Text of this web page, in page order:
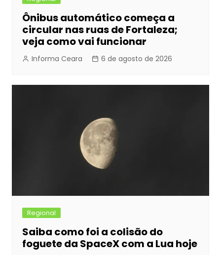
Ônibus automático começa a
circular nas ruas de Fortaleza;
veja como vai funcionar
Informa Ceara 6 de agosto de 2026
Regional
Saiba como foi a colisão do
foguete da SpaceX com a Lua hoje